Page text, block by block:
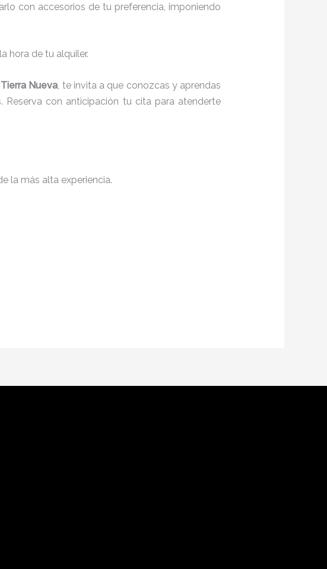
con accesorios de tu preferencia, imponiendo
hora de tu alquiler.
Nueva, te invita a que conozcas y aprendas
con anticipación tu cita para atenderte
la más alta experiencia.